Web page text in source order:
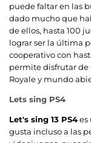
puede faltar en las
dado mucho que
de ellos, hasta 100
lograr ser la última
cooperativo con
permite disfrutar
Royale y mundo
Lets sing PS4
Let's sing 13 PS4es
gusta incluso a las